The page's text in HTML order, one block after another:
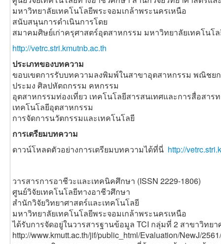
2550. กรุงเทพมหานคร: บริษัท พริกหวานกราฟิก
จำกัด.
[4] วรพจน์ วงค์กิจรุ่งเรือง. (2554).
ใหม่.การศึกษาเพื่อศตวรรตที่21
กรุงเทพมหานคร: โอเพ่นเวิลต์ส.
[5] ภาสกร เรืองรอง. (2557).เทคโนโลยีการศึกษากับครู
ไทยในศตวรรษที่21. วารสารปัญญาภิวัฒน์ ปีที่ 5
ฉบับพิเศษ สาขามนุษยศาสตร์และสังคมศาสตร์.
[6] ปรัชญนันท์ นิลสุข. (2558).
The 21st Century
[7] ประพรรธน์ พละชีวะ. (2550).การนําเสนอรูปแบบ
การสอนแบบผสมผสานด้วยการเรียนรู้ร่วมกัน
ในโครงงานวิทยาศาสตร์สําหรับการฝึกแก้ปัญหา
ของนักเรียนชั้นมัธยมศึกษาปีที่1.
มหาวิทยาลัยเทคโนโลยีพระจอมเกล้าพระนครเหนือ
สนับสนุนการดำเนินการโดย
สมาคมศิษย์เก่าครุศาสตร์อุตสาหกรรม มหาวิทยาลัยเทคโนโ
http://vetrc.stri.kmutnb.ac.th
ประเภทของบทความ
ขอบเขตการรับบทความลงพิมพ์ในสาขาอุตสาหกรรม พณิชย
ประมง ศิลปหัตถกรรม คหกรรม
อุตสาหกรรมท่องเที่ยว เทคโนโลยีสารสนเทศและการสื่อสา
เทคโนโลยีอุตสาหกรรม
การจัดการนวัตกรรมและเทคโนโลยี
การเตรียมบทความ
ดาวน์โหลดตัวอย่างการเตรียมบทความได้ที่นี่ http://
วารสารการอาชีวะและเทคนิคศึกษา (ISSN 2229-1806)
ศูนย์วิจัยเทคโนโลยีทางอาชีวศึกษา
สำนักวิจัยวิทยาศาสตร์และเทคโนโลยี
มหาวิทยาลัยเทคโนโลยีพระจอมเกล้าพระนครเหนือ
ได้รับการจัดอยู่ในวารสารฐานข้อมูล TCI กลุ่มที่ 2 สาขาวิทย
http://www.kmutt.ac.th/jif/public_html/Evaluation/NewJ/